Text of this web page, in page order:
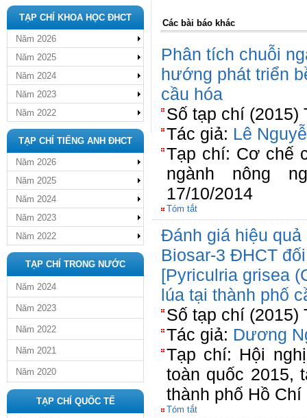
TẠP CHÍ KHOA HỌC ĐHCT
Năm 2026
Năm 2025
Năm 2024
Năm 2023
Năm 2022
TẠP CHÍ TIẾNG ANH ĐHCT
Năm 2026
Năm 2025
Năm 2024
Năm 2023
Năm 2022
TẠP CHÍ TRONG NƯỚC
Năm 2024
Năm 2023
Năm 2022
Năm 2021
Năm 2020
TẠP CHÍ QUỐC TẾ
Các bài báo khác
Phân tích chuỗi
hướng phát triển
cầu hóa
Số tạp chí (2015)
Tác giả: Lê
Tạp chí: Cơ chế
ngành nông
17/10/2014
Tóm tắt
Đánh giá hiệu
Biosar-3 ĐHCT
[Pyriculria grisea
lúa tại thành phố
Số tạp chí (2015)
Tác giả: Dương
Tạp chí: Hội
toàn quốc 2015,
thành phố Hồ
Tóm tắt